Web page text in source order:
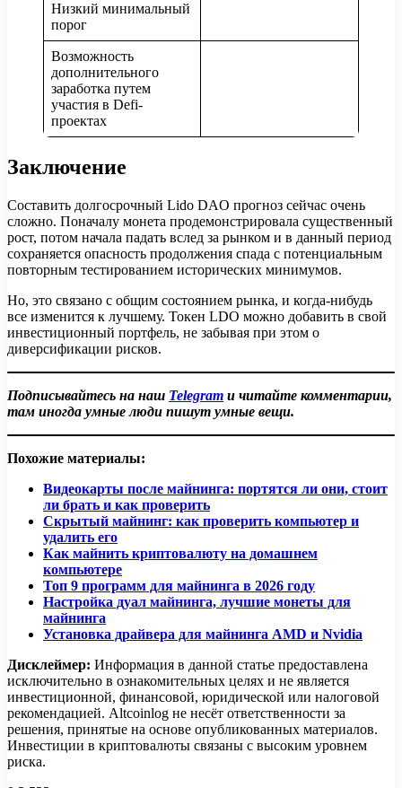
Низкий минимальный
порог
Возможность
дополнительного
заработка путем
участия в Defi-
проектах
Заключение
Составить долгосрочный Lido DAO прогноз сейчас очень
сложно. Поначалу монета продемонстрировала существенный
рост, потом начала падать вслед за рынком и в данный период
сохраняется опасность продолжения спада с потенциальным
повторным тестированием исторических минимумов.
Но, это связано с общим состоянием рынка, и когда-нибудь
все изменится к лучшему. Токен LDO можно добавить в свой
инвестиционный портфель, не забывая при этом о
диверсификации рисков.
Подписывайтесь на наш Telegram и читайте комментарии,
там иногда умные люди пишут умные вещи.
Похожие материалы:
Видеокарты после майнинга: портятся ли они, стоит
ли брать и как проверить
Скрытый майнинг: как проверить компьютер и
удалить его
Как майнить криптовалюту на домашнем
компьютере
Топ 9 программ для майнинга в 2026 году
Настройка дуал майнинга, лучшие монеты для
майнинга
Установка драйвера для майнинга AMD и Nvidia
Дисклеймер: Информация в данной статье предоставлена
исключительно в ознакомительных целях и не является
инвестиционной, финансовой, юридической или налоговой
рекомендацией. Altcoinlog не несёт ответственности за
решения, принятые на основе опубликованных материалов.
Инвестиции в криптовалюты связаны с высоким уровнем
риска.